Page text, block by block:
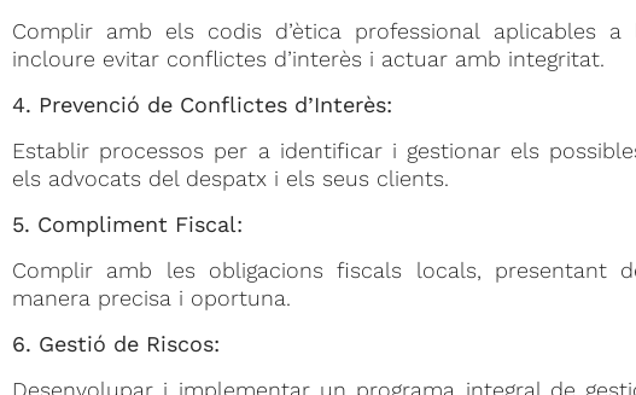
Complir amb els codis d’ètica professional aplicables
incloure evitar conflictes d’interès i actuar amb integritat.
4. Prevenció de Conflictes d’Interès:
Establir processos per a identificar i gestionar els
els advocats del despatx i els seus clients.
5. Compliment Fiscal:
Complir amb les obligacions fiscals locals, presentant
manera precisa i oportuna.
6. Gestió de Riscos: